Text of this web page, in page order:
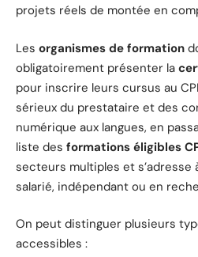
projets réels de montée en
Les organismes de formation
obligatoirement présenter la
pour inscrire leurs cursus au
sérieux du prestataire et des
numérique aux langues, en
liste des formations éligibles
secteurs multiples et s’adresse
salarié, indépendant ou en
On peut distinguer plusieurs
accessibles :